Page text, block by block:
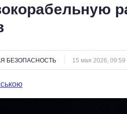
БЕЗОПАСНОСТЬ 15 мая 2026, 09:59